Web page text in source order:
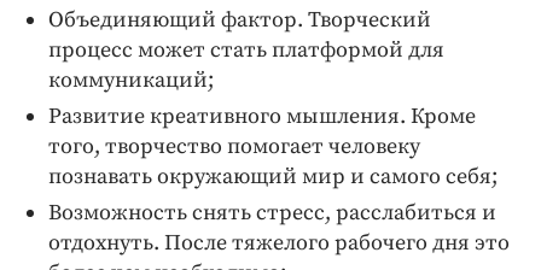
Объединяющий фактор. Творческий
процесс может стать платформой для
коммуникаций;
Развитие креативного мышления. Кроме
того, творчество помогает человеку
познавать окружающий мир и самого себя;
Возможность снять стресс, расслабиться и
отдохнуть. После тяжелого рабочего дня это